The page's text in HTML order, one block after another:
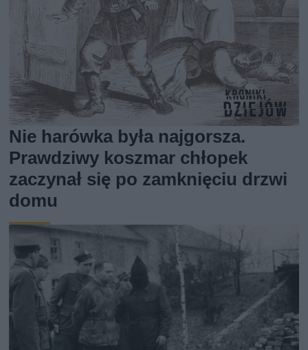
Nie harówka była najgorsza.
Prawdziwy koszmar chłopek
zaczynał się po zamknięciu drzwi
domu